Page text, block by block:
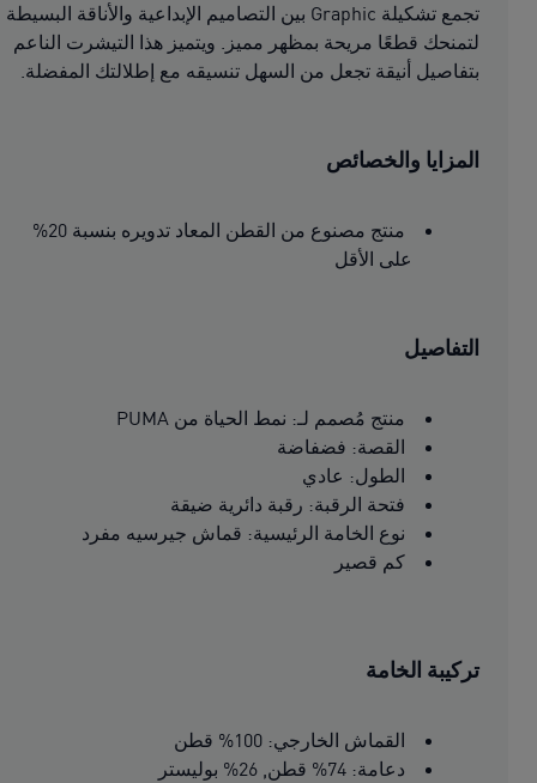
تجمع تشكيلة Graphic بين التصاميم الإبداعية والأناقة البسيطة
لتمنحك قطعًا مريحة بمظهر مميز. ويتميز هذا التيشرت الناعم
بتفاصيل أنيقة تجعل من السهل تنسيقه مع إطلالتك المفضلة.
المزايا والخصائص
منتج مصنوع من القطن المعاد تدويره بنسبة 20%
على الأقل
التفاصيل
منتج مُصمم لـ: نمط الحياة من PUMA
القصة: فضفاضة
الطول: عادي
فتحة الرقبة: رقبة دائرية ضيقة
نوع الخامة الرئيسية: قماش جيرسيه مفرد
كم قصير
تركيبة الخامة
القماش الخارجي: 100% قطن
دعامة: 74% قطن, 26% بوليستر